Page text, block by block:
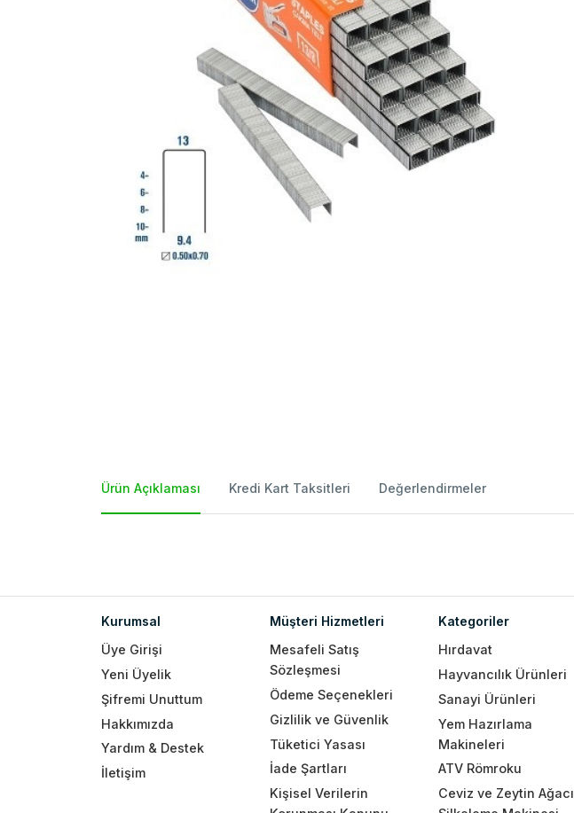
Ürün Açıklaması Kredi Kart Taksitleri Değerlendirmeler
Kurumsal
Üye Girişi
Yeni Üyelik
Şifremi Unuttum
Hakkımızda
Yardım & Destek
İletişim
Müşteri Hizmetleri
Mesafeli Satış
Sözleşmesi
Ödeme Seçenekleri
Gizlilik ve Güvenlik
Tüketici Yasası
İade Şartları
Kişisel Verilerin
Kategoriler
Hırdavat
Hayvancılık Ürünleri
Sanayi Ürünleri
Yem Hazırlama
Makineleri
ATV Römroku
Ceviz ve Zeytin Ağacı